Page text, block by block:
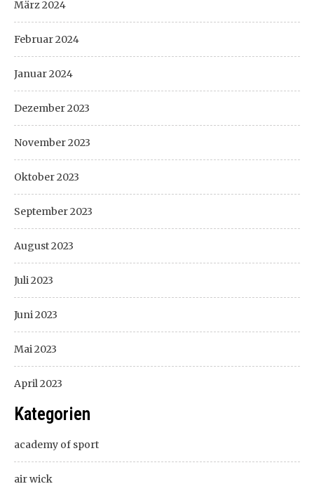
März 2024
Februar 2024
Januar 2024
Dezember 2023
November 2023
Oktober 2023
September 2023
August 2023
Juli 2023
Juni 2023
Mai 2023
April 2023
Kategorien
academy of sport
air wick